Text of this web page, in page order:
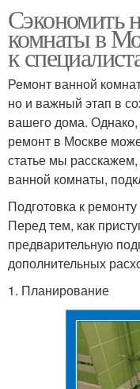
Сэкономить
комнаты в
к
Ремонт ванной
но и важный этап в
вашего дома.
ремонт в Москве
статье мы
ванной комнаты,
Подготовка к ремонту
Перед тем, как
предварительную
дополнительных
1. Планирование